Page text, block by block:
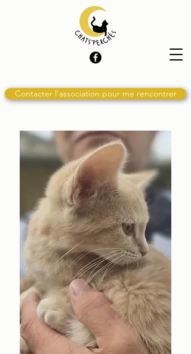
Contacter l'association pour me rencontrer